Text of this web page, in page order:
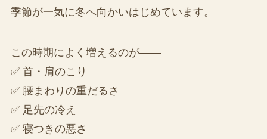
季節が一気に冬へ向かいはじめています。
この時期によく増えるのが――
✅ 首・肩のこり
✅ 腰まわりの重だるさ
✅ 足先の冷え
✅ 寝つきの悪さ